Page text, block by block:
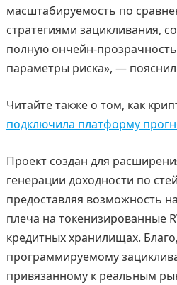
масштабируемость по
стратегиями зацикливания,
полную ончейн-
параметры риска», —
Читайте также о том, как
подключила платформу
Проект создан для
генерации доходности по
предоставляя возможность
плеча на токенизированные
кредитных хранилищах.
программируемому
привязанному к реальным